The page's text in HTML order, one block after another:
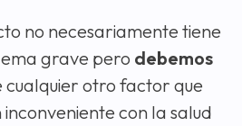
no necesariamente tiene
grave pero debemos
cualquier otro factor que
con la salud